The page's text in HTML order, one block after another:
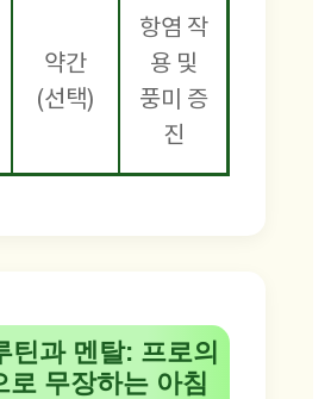
약간
(선택)
항염 작
용 및
풍미 증
진
틴과 멘탈: 프로의
로 무장하는 아침